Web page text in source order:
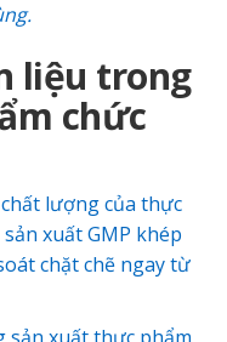
liệu trong
chức
lượng của thực
xuất GMP khép
chặt chẽ ngay từ